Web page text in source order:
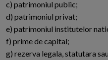
c) patrimoniul public;
d) patrimoniul privat;
e) patrimoniul institutelor
f) prime de capital;
g) rezerva legala, statutara